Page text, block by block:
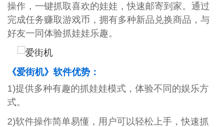
操作，一键抓取喜欢的娃娃，快速邮寄到家。通过
完成任务赚取游戏币，拥有多种新品兑换商品，与
好友一同体验抓娃娃乐趣。
《爱街机》软件优势：
1)提供多种有趣的抓娃娃模式，体验不同的娱乐方
式。
2)软件操作简单易懂，用户可以轻松上手，快速抓